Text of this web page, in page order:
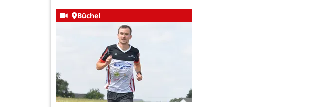
Büchel